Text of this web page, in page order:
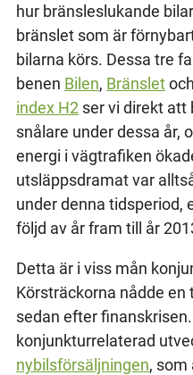
hur bränsleslukande
bränslet som är
bilarna körs. Dessa tre
benen Bilen, Bränsletoch
index H2ser vi direkt att
snålare under dessa år,
energi i vägtrafiken
utsläppsdramat var
under denna tidsperiod,
följd av år fram till år
Detta är i viss mån
Körsträckorna nådde en
sedan efter
konjunkturrelaterad
nybilsförsäljningen, som